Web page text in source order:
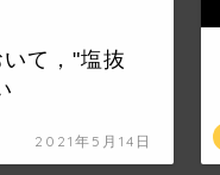
て，"塩抜
2021年5月14日